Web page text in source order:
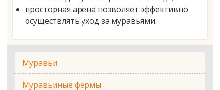
Муравьи
Муравьиные фермы
просторная арена позволяет эффективно
осуществлять уход за муравьями.